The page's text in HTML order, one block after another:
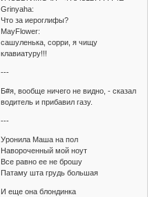
Grinyaha:
Что за иероглифы?
MayFlower:
сашуленька, сорри, я чищу
клавиатуру!!!
---
Б#я, вообще ничего не видно, - сказал
водитель и прибавил газу.
---
Уронила Маша на пол
Навороченный мой ноут
Все равно ее не брошу
Патаму шта грудь большая
И еще она блондинка